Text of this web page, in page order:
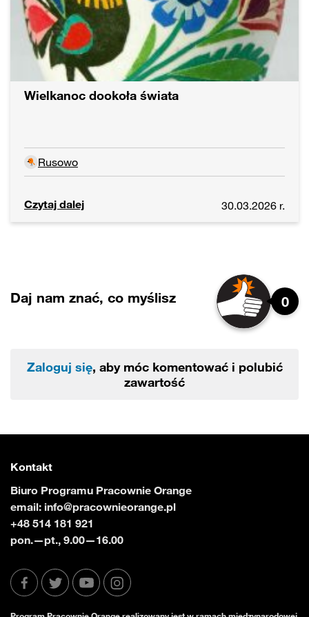
Wielkanoc dookoła świata
Rusowo
Czytaj dalej 30.03.2026 r.
Daj nam znać, co myślisz 0
Zaloguj się, aby móc komentować i polubić
zawartość
Kontakt
Biuro Programu Pracownie Orange
email: info@pracownieorange.pl
+48 514 181 921
pon.—pt., 9.00—16.00